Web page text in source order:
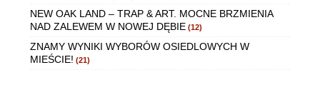
NEW OAK LAND – TRAP & ART. MOCNE BRZMIENIA
NAD ZALEWEM W NOWEJ DĘBIE (12)
ZNAMY WYNIKI WYBORÓW OSIEDLOWYCH W
MIEŚCIE! (21)